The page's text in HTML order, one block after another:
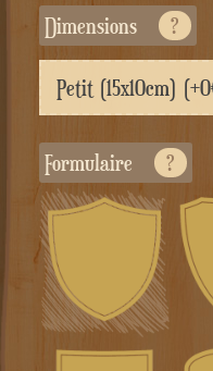
Dimensions ?
Formulaire ?